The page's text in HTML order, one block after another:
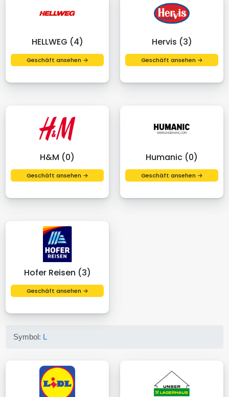
HELLWEG (4)
Geschäft ansehen →
Hervis (3)
Geschäft ansehen →
H&M (0)
Geschäft ansehen →
Humanic (0)
Geschäft ansehen →
Hofer Reisen (3)
Geschäft ansehen →
Symbol: L